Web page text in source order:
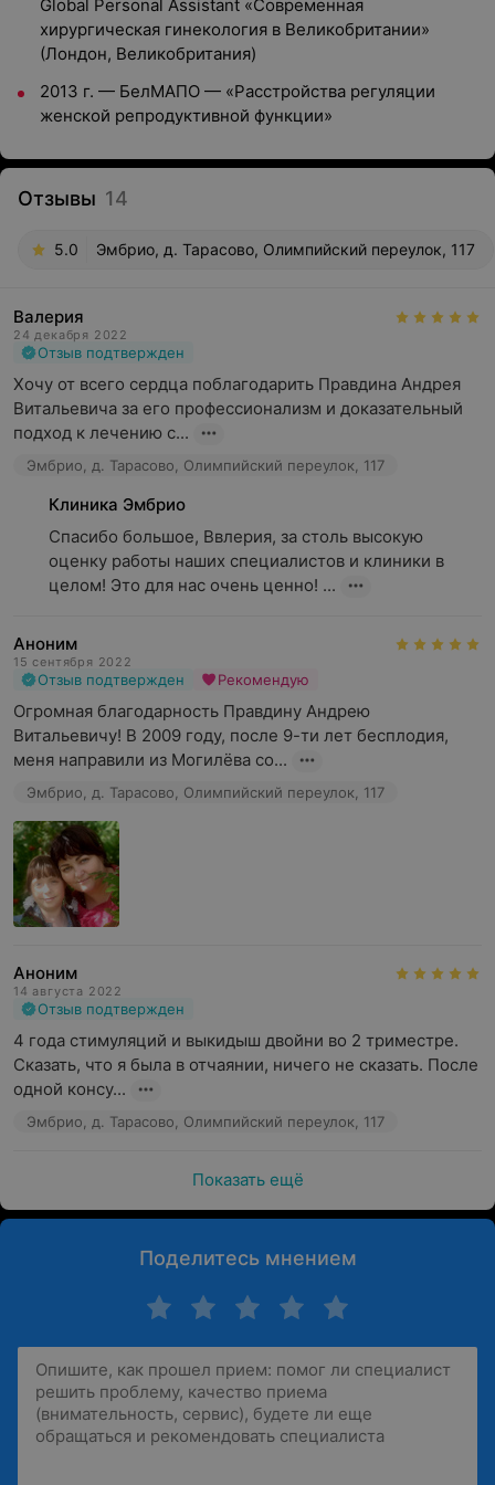
Global Personal Assistant «Современная
хирургическая гинекология в Великобритании»
(Лондон, Великобритания)
2013 г. — БелМАПО — «Расстройства регуляции
женской репродуктивной функции»
Отзывы 14
5.0 Эмбрио, д. Тарасово, Олимпийский переулок, 117
Валерия
24 декабря 2022
Отзыв подтвержден
Хочу от всего сердца поблагодарить Правдина Андрея
Витальевича за его профессионализм и доказательный
подход к лечению с...
Эмбрио, д. Тарасово, Олимпийский переулок, 117
Клиника Эмбрио
Спасибо большое, Ввлерия, за столь высокую
оценку работы наших специалистов и клиники в
целом! Это для нас очень ценно! ...
Аноним
15 сентября 2022
Отзыв подтвержден Рекомендую
Огромная благодарность Правдину Андрею
Витальевичу! В 2009 году, после 9-ти лет бесплодия,
меня направили из Могилёва со...
Эмбрио, д. Тарасово, Олимпийский переулок, 117
Аноним
14 августа 2022
Отзыв подтвержден
4 года стимуляций и выкидыш двойни во 2 триместре.
Сказать, что я была в отчаянии, ничего не сказать. После
одной консу...
Эмбрио, д. Тарасово, Олимпийский переулок, 117
Показать ещё
Поделитесь мнением